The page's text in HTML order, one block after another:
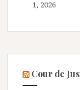
1, 2026
Cour de